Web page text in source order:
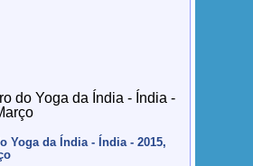
Yoga da Índia - Índia - 2015,